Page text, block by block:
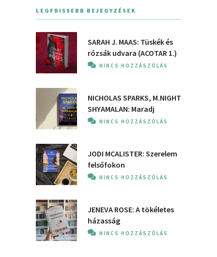
LEGFRISSEBB BEJEGYZÉSEK
SARAH J. MAAS: Tüskék és
rózsák udvara (ACOTAR 1.)
NINCS HOZZÁSZÓLÁS
NICHOLAS SPARKS, M.NIGHT
SHYAMALAN: Maradj
NINCS HOZZÁSZÓLÁS
JODI MCALISTER: Szerelem
felsőfokon
NINCS HOZZÁSZÓLÁS
JENEVA ROSE: A ​tökéletes
házasság
NINCS HOZZÁSZÓLÁS